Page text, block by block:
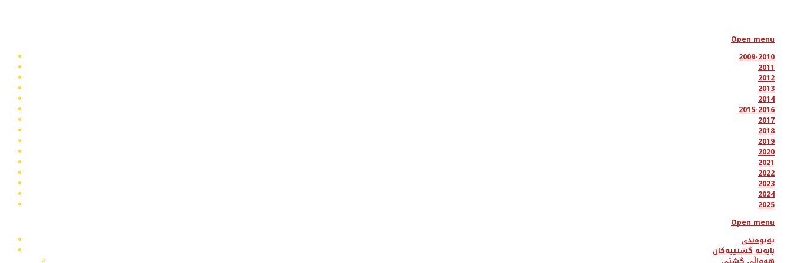
Open menu
2009-2010
2011
2012
2013
2014
2015-2016
2017
2018
2019
2020
2021
2022
2023
2024
2025
Open menu
پەیوەندی
بابەتە گشتییەکان